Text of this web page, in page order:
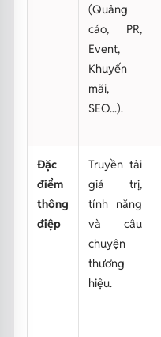
(Quảng
cáo, PR,
Event,
Khuyến
mãi,
SEO...).
Đặc
điểm
thông
điệp
Truyền tải
giá trị,
tính năng
và câu
chuyện
thương
hiệu.